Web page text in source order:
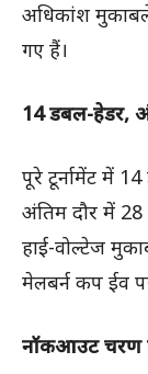
अधिकांश
गए हैं।
14 डबल-हेडर,
पूरे टूर्नामेंट में
अंतिम दौर में
हाई-वोल्टेज
मेलबर्न कप ईव
नॉकआउट चरण